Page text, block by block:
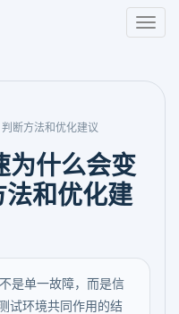
断方法和优化建议
为什么会变
和优化建
是单一故障，而是信
试环境共同作用的结